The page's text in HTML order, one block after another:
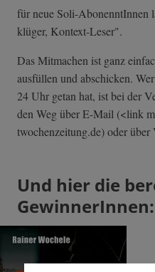
für neue Soli-AbonenntInnen
klüger, Kontext-Leser".
Das Mitmachen ist ganz
ausfüllen und abschicken.
24 Uhr getan hat, ist bei der
den Weg über E-Mail (<link
twochenzeitung.­de) oder
Und hier die
GewinnerInnen: